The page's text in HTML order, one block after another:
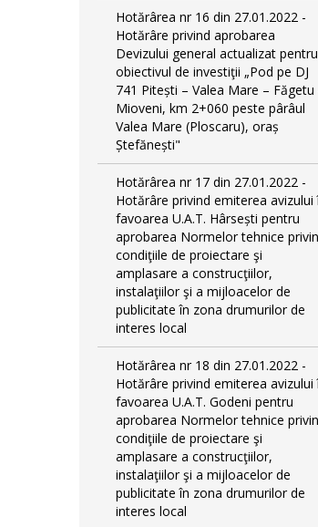
Hotărârea nr 16 din 27.01.2022 -
Hotărâre privind aprobarea
Devizului general actualizat pentru
obiectivul de investiţii „Pod pe DJ
741 Pitești – Valea Mare – Făgetu
Mioveni, km 2+060 peste pârâul
Valea Mare (Ploscaru), oraș
Ștefănești"
Hotărârea nr 17 din 27.01.2022 -
Hotărâre privind emiterea avizului
favoarea U.A.T. Hârsești pentru
aprobarea Normelor tehnice
condiţiile de proiectare şi
amplasare a construcţiilor,
instalaţiilor şi a mijloacelor de
publicitate în zona drumurilor de
interes local
Hotărârea nr 18 din 27.01.2022 -
Hotărâre privind emiterea avizului
favoarea U.A.T. Godeni pentru
aprobarea Normelor tehnice
condiţiile de proiectare şi
amplasare a construcţiilor,
instalaţiilor şi a mijloacelor de
publicitate în zona drumurilor de
interes local